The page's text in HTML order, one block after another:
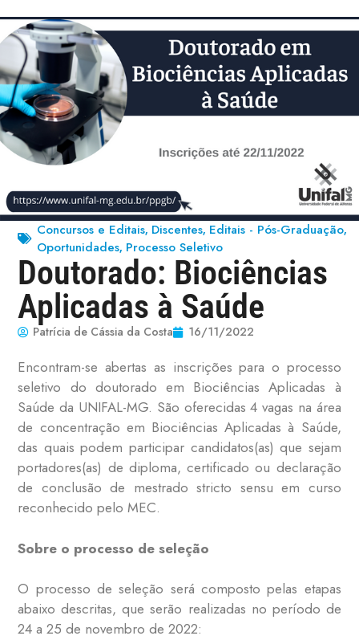
Concursos e Editais, Discentes, Editais - Pós-Graduação,
Oportunidades, Processo Seletivo
Doutorado: Biociências
Aplicadas à Saúde
Patrícia de Cássia da Costa 16/11/2022
Encontram-se abertas as inscrições para o processo
seletivo do doutorado em Biociências Aplicadas à
Saúde da UNIFAL-MG. São oferecidas 4 vagas na área
de concentração em Biociências Aplicadas à Saúde,
das quais podem participar candidatos(as) que sejam
portadores(as) de diploma, certificado ou declaração
de conclusão de mestrado stricto sensu em curso
reconhecido pelo MEC.
Sobre o processo de seleção
O processo de seleção será composto pelas etapas
abaixo descritas, que serão realizadas no período de
24 a 25 de novembro de 2022: